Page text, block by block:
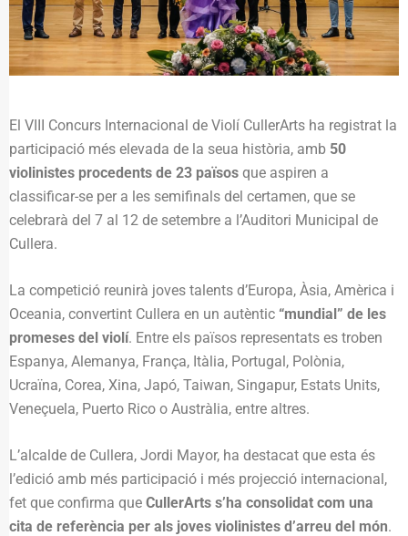
El VIII Concurs Internacional de Violí CullerArts ha registrat la
participació més elevada de la seua història, amb 50
violinistes procedents de 23 països que aspiren a
classificar-se per a les semifinals del certamen, que se
celebrarà del 7 al 12 de setembre a l’Auditori Municipal de
Cullera.
La competició reunirà joves talents d’Europa, Àsia, Amèrica i
Oceania, convertint Cullera en un autèntic “mundial” de les
promeses del violí. Entre els països representats es troben
Espanya, Alemanya, França, Itàlia, Portugal, Polònia,
Ucraïna, Corea, Xina, Japó, Taiwan, Singapur, Estats Units,
Veneçuela, Puerto Rico o Austràlia, entre altres.
L’alcalde de Cullera, Jordi Mayor, ha destacat que esta és
l’edició amb més participació i més projecció internacional,
fet que confirma que CullerArts s’ha consolidat com una
cita de referència per als joves violinistes d’arreu del món.